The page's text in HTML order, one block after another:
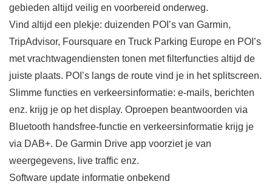
gebieden altijd veilig en voorbereid onderweg.
Vind altijd een plekje: duizenden POI’s van Garmin,
TripAdvisor, Foursquare en Truck Parking Europe en POI’s
met vrachtwagendiensten tonen met filterfuncties altijd de
juiste plaats. POI’s langs de route vind je in het splitscreen.
Slimme functies en verkeersinformatie: e-mails, berichten
enz. krijg je op het display. Oproepen beantwoorden via
Bluetooth handsfree-functie en verkeersinformatie krijg je
via DAB+. De Garmin Drive app voorziet je van
weergegevens, live traffic enz.
Software update informatie onbekend